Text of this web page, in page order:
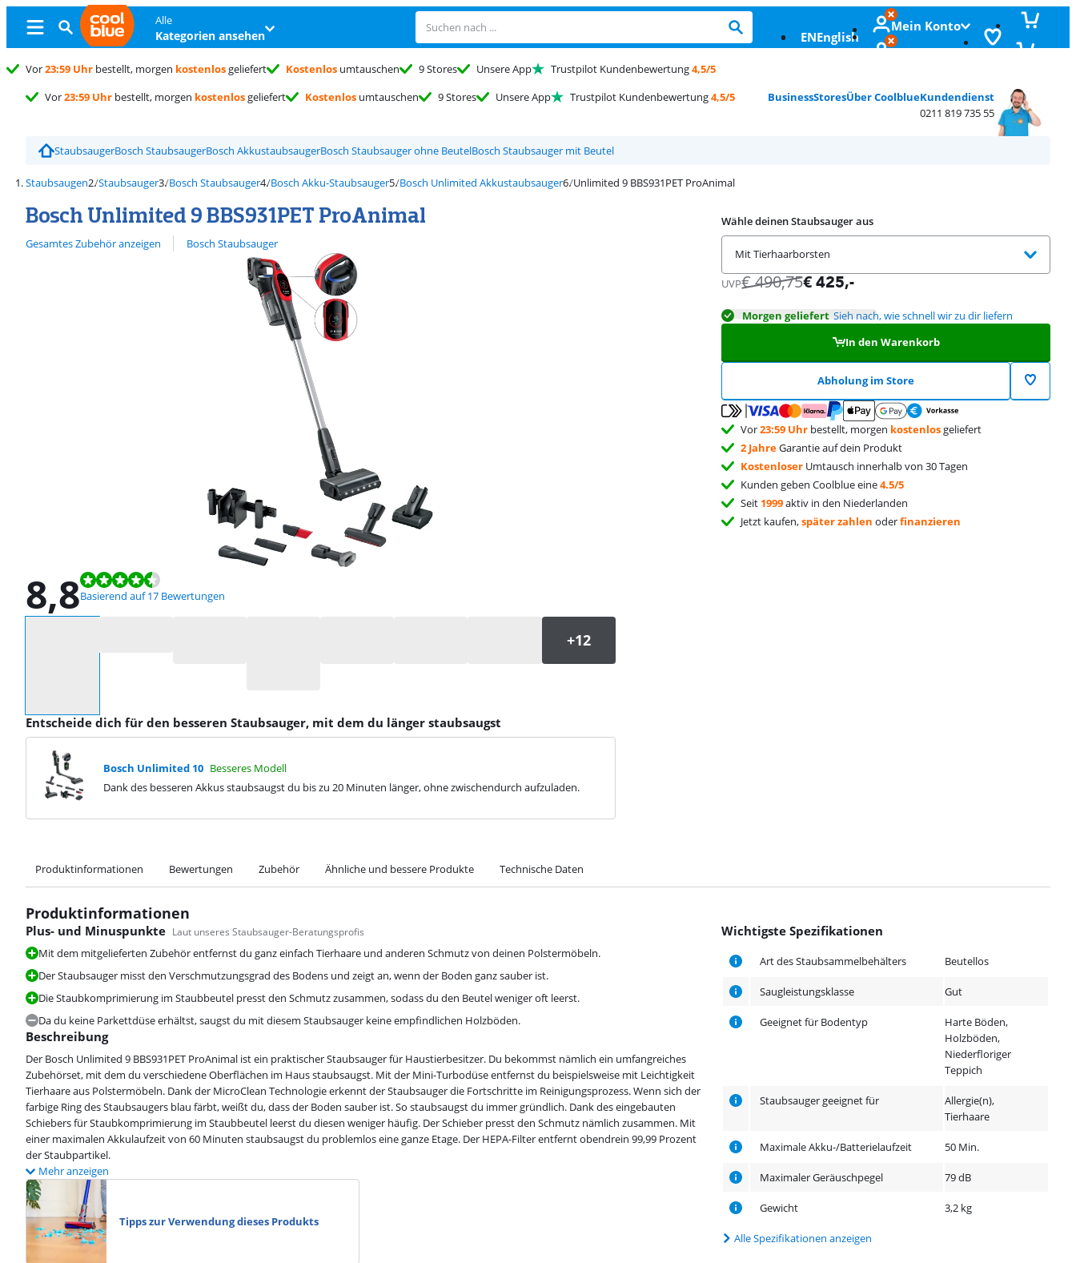
Alle
Kategorien ansehen ENEnglish
Mein Konto
Vor23:59 Uhr bestellt, morgen kostenlosgeliefert Kostenlos umtauschen 9 Stores Unsere App Trustpilot Kundenbewertung4,5/5
Vor23:59 Uhr bestellt, morgen kostenlosgeliefert Kostenlos umtauschen 9 Stores Unsere App Trustpilot Kundenbewertung4,5/5 BusinessStoresÜber CoolblueKundendienst
0211 819 735 55
StaubsaugerBosch StaubsaugerBosch AkkustaubsaugerBosch Staubsauger ohne BeutelBosch Staubsauger mit Beutel
Staubsaugen Staubsauger Bosch Staubsauger Bosch Akku-Staubsauger Bosch Unlimited Akkustaubsauger Unlimited 9 BBS931PET ProAnimal
Bosch Unlimited 9 BBS931PET ProAnimal
Gesamtes Zubehör anzeigen
Alle ansehen Bosch Staubsauger
8,8
Bewertet mit 8,8 von 10, basierend auf 17 Bewertungen.
Basierend auf 17 Bewertungen
Entscheide dich für den besseren Staubsauger, mit dem du länger staubsaugst
Bosch Unlimited 10 Besseres Modell
Dank des besseren Akkus staubsaugst du bis zu 20 Minuten länger, ohne zwischendurch aufzuladen.
Wähle deinen Staubsauger aus
Mit Tierhaarborsten
UVP€490,75€425,-
Morgen geliefert Sieh nach, wie schnell wir zu dir liefern
In den Warenkorb
Abholung im Store
Vor23:59 Uhr bestellt, morgen kostenlosgeliefert
2 JahreGarantie auf dein Produkt
Kostenloser Umtausch innerhalb von 30 Tagen
Kunden geben Coolblue eine4.5/5
Seit 1999aktiv in den Niederlanden
Jetzt kaufen,später zahlen oderfinanzieren
Produktinformationen Bewertungen Zubehör Ähnliche und bessere Produkte Technische Daten
Produktinformationen
Wichtigste Spezifikationen
Art des Staubsammelbehälters Beutellos
Saugleistungsklasse Gut
Geeignet für Bodentyp
Harte Böden,
Holzböden,
Niederfloriger
Teppich
Staubsauger geeignet für
Allergie(n),
Tierhaare
Maximale Akku-/Batterielaufzeit 50 Min.
Maximaler Geräuschpegel 79 dB
Gewicht 3,2 kg
Alle Spezifikationen anzeigen
Plus- und Minuspunkte Laut unseres Staubsauger-Beratungsprofis
Mit dem mitgelieferten Zubehör entfernst du ganz einfach Tierhaare und anderen Schmutz von deinen Polstermöbeln.
Der Staubsauger misst den Verschmutzungsgrad des Bodens und zeigt an, wenn der Boden ganz sauber ist.
Die Staubkomprimierung im Staubbeutel presst den Schmutz zusammen, sodass du den Beutel weniger oft leerst.
Da du keine Parkettdüse erhältst, saugst du mit diesem Staubsauger keine empfindlichen Holzböden.
Beschreibung
Der Bosch Unlimited 9 BBS931PET ProAnimal ist ein praktischer Staubsauger für Haustierbesitzer. Du bekommst nämlich ein umfangreiches
Zubehörset, mit dem du verschiedene Oberflächen im Haus staubsaugst. Mit der Mini-Turbodüse entfernst du beispielsweise mit Leichtigkeit
Tierhaare aus Polstermöbeln. Dank der MicroClean Technologie erkennt der Staubsauger die Fortschritte im Reinigungsprozess. Wenn sich der
farbige Ring des Staubsaugers blau färbt, weißt du, dass der Boden sauber ist. So staubsaugst du immer gründlich. Dank des eingebauten
Schiebers für Staubkomprimierung im Staubbeutel leerst du diesen weniger häufig. Der Schieber presst den Schmutz nämlich zusammen. Mit
einer maximalen Akkulaufzeit von 60 Minuten staubsaugst du problemlos eine ganze Etage. Der HEPA-Filter entfernt obendrein 99,99 Prozent
der Staubpartikel.
Mehr anzeigen
Tipps zur Verwendung dieses Produkts